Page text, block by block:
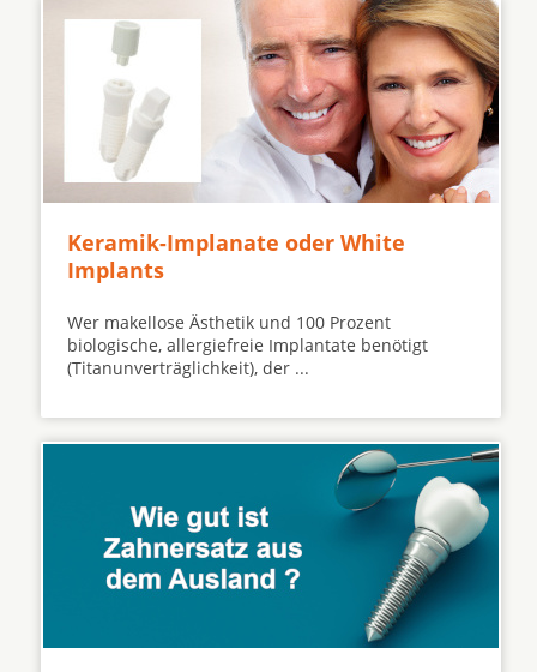
Keramik-Implanate oder White
Implants
Wer makellose Ästhetik und 100 Prozent
biologische, allergiefreie Implantate benötigt
(Titanunverträglichkeit), der ...